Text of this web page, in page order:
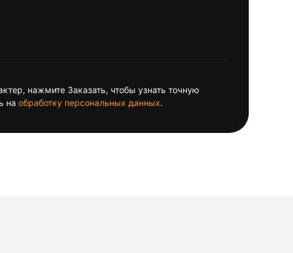
нажмите Заказать, чтобы узнать точную
на обработку персональных данных.